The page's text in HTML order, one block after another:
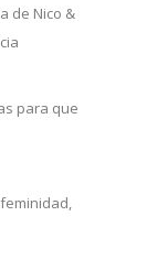
de Nico &
para que